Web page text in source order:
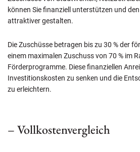
können Sie finanziell unterstützen und
attraktiver gestalten.
Die Zuschüsse betragen bis zu 30 % der
einem maximalen Zuschuss von 70 % im
Förderprogramme. Diese finanziellen
Investitionskosten zu senken und die
zu erleichtern.
– Vollkostenvergleich